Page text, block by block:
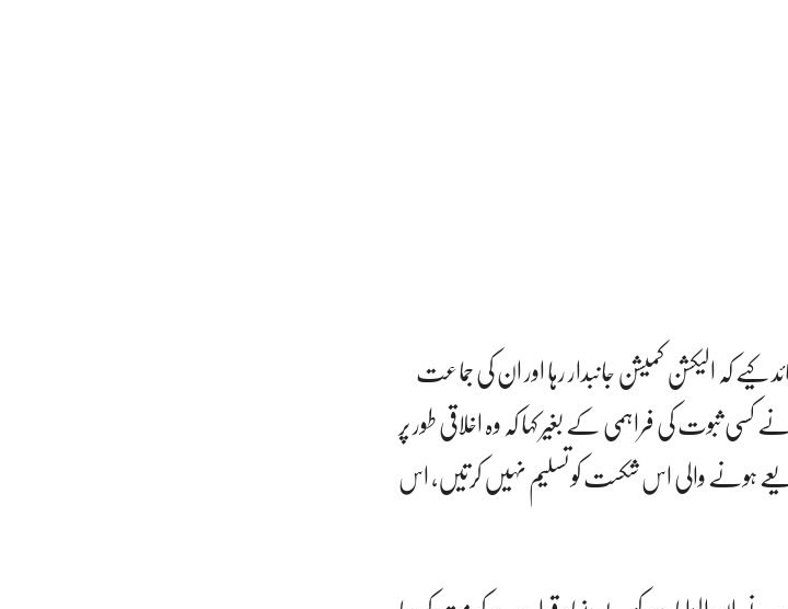
کہ الیکشن کمیشن جانبدار رہا اور ان کی جماعت
نے کسی ثبوت کی فراہمی کے بغیر کہا کہ وہ اخلاقی طور پر
ہونے والی اس شکست کو تسلیم نہیں کرتیں، اس